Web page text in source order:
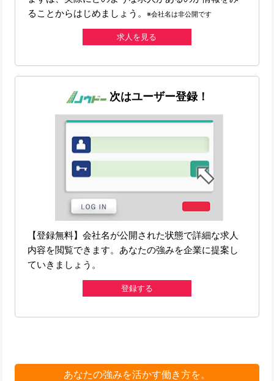
ることからはじめましょう。※会社名は非公開です
求人を見る
次はユーザー登録！
【登録無料】会社名が公開された状態で詳細な求人
内容を閲覧できます。あなたの強みを企業に提案し
ていきましょう。
登録する
あなたの強みを活かす働き方を。